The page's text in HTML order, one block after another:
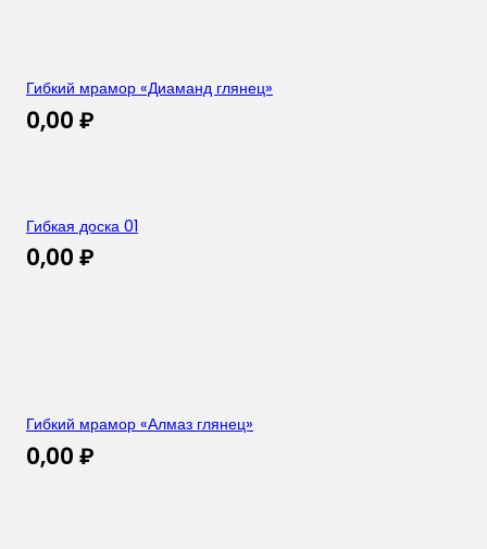
Гибкий мрамор «Диаманд глянец»
0,00 ₽
Гибкая доска 01
0,00 ₽
Гибкий мрамор «Алмаз глянец»
0,00 ₽